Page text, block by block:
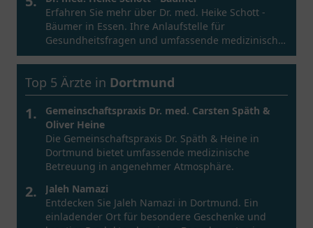
Erfahren Sie mehr über Dr. med. Heike Schott -
Bäumer in Essen. Ihre Anlaufstelle für
Gesundheitsfragen und umfassende medizinische
Betreuung.
Top 5 Ärzte in Dortmund
1.
Gemeinschaftspraxis Dr. med. Carsten Späth &
Oliver Heine
Die Gemeinschaftspraxis Dr. Späth & Heine in
Dortmund bietet umfassende medizinische
Betreuung in angenehmer Atmosphäre.
2.
Jaleh Namazi
Entdecken Sie Jaleh Namazi in Dortmund. Ein
einladender Ort für besondere Geschenke und